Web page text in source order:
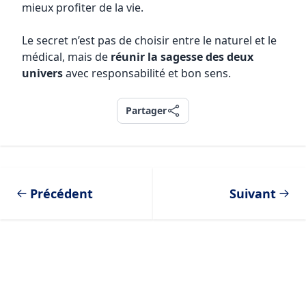
mieux profiter de la vie.
Le secret n’est pas de choisir entre le naturel et le
médical, mais de réunir la sagesse des deux
universavec responsabilité et bon sens.
Partager
Partager
Précédent Suivant